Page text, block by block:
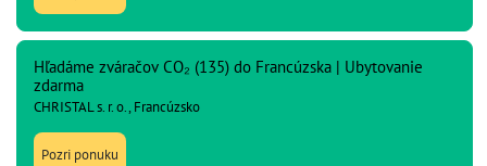
Hľadáme zváračov CO₂ (135) do Francúzska | Ubytovanie
zdarma
CHRISTAL s. r. o., Francúzsko
Pozri ponuku